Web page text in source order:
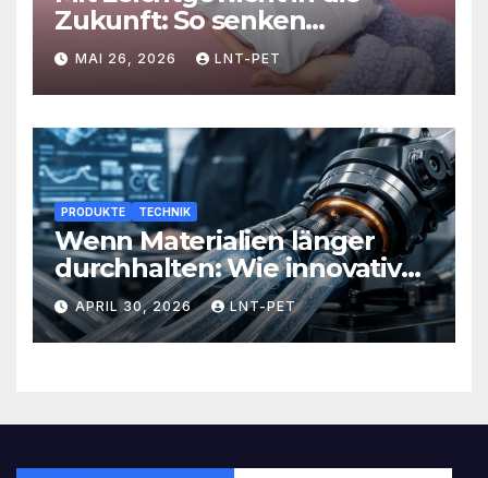
Zukunft: So senken
Versandlösungen Ihre
Kosten und steigern Effizienz
MAI 26, 2026 LNT-PET
PRODUKTE TECHNIK
Wenn Materialien länger
durchhalten: Wie innovative
Werkstoffe Ihre Abläufe
revolutionieren
APRIL 30, 2026 LNT-PET